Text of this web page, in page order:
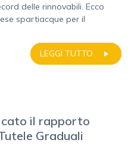
delle rinnovabili. Ecco
spartiacque per il
LEGGI TUTTO
il rapporto
Graduali